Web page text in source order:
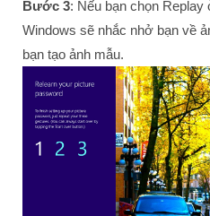
Bước 3: Nếu bạn chọn
Windows sẽ nhắc nhở bạn về
bạn tạo ảnh mẫu.